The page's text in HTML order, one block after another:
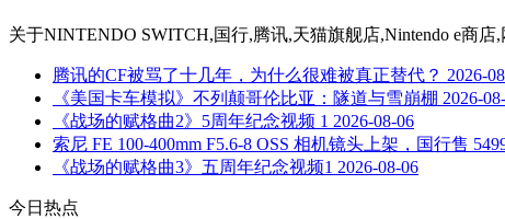
关于NINTENDO SWITCH,国行,腾讯,天猫旗舰店,Nintendo e商
腾讯的CF被骂了十几年，为什么很难被真正替代？ 2026-
《美国卡车模拟》不列颠哥伦比亚：隧道与雪崩棚 2026-
《战场的赋格曲2》5周年纪念视频 1 2026-08-06
索尼 FE 100-400mm F5.6-8 OSS 相机镜头上架，国行售
《战场的赋格曲3》五周年纪念视频1 2026-08-06
今日热点